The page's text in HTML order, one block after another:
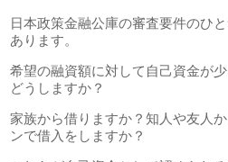
日本政策金融公庫の審査要件のひ
あります。
希望の融資額に対して自己資金が
どうしますか？
家族から借りますか？知人や友人
ンで借入をしますか？